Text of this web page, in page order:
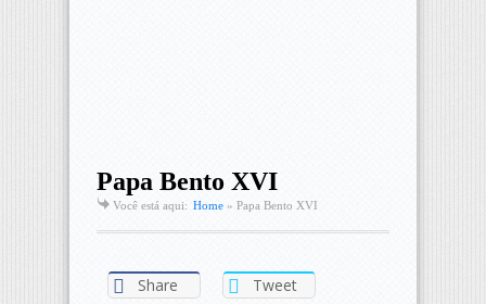
Papa Bento XVI
Você está aqui: Home » Papa Bento XVI
Share Tweet